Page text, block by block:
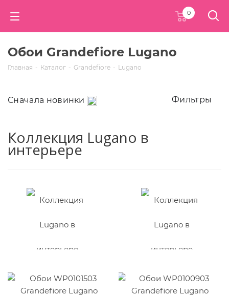
0
Обои Grandefiore Lugano
Главная - Каталог - Grandefiore - Lugano
Сначала новинки Фильтры
Коллекция Lugano в
интерьере